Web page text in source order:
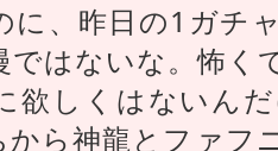
、昨日の1ガチ
ではないな。怖く
欲しくはないん
から神龍とファフ